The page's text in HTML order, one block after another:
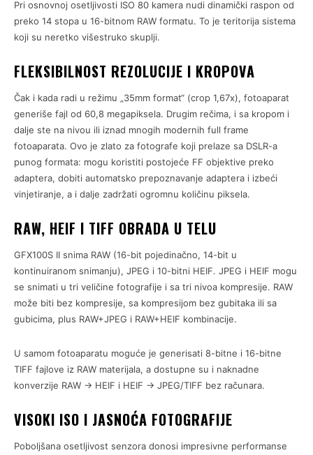
Pri osnovnoj osetljivosti ISO 80 kamera nudi dinamički raspon od
preko 14 stopa u 16-bitnom RAW formatu. To je teritorija sistema
koji su neretko višestruko skuplji.
FLEKSIBILNOST REZOLUCIJE I KROPOVA
Čak i kada radi u režimu „35mm format“ (crop 1,67x), fotoaparat
generiše fajl od 60,8 megapiksela. Drugim rečima, i sa kropom i
dalje ste na nivou ili iznad mnogih modernih full frame
fotoaparata. Ovo je zlato za fotografe koji prelaze sa DSLR-a
punog formata: mogu koristiti postojeće FF objektive preko
adaptera, dobiti automatsko prepoznavanje adaptera i izbeći
vinjetiranje, a i dalje zadržati ogromnu količinu piksela.
RAW, HEIF I TIFF OBRADA U TELU
GFX100S II snima RAW (16-bit pojedinačno, 14-bit u
kontinuiranom snimanju), JPEG i 10-bitni HEIF. JPEG i HEIF mogu
se snimati u tri veličine fotografije i sa tri nivoa kompresije. RAW
može biti bez kompresije, sa kompresijom bez gubitaka ili sa
gubicima, plus RAW+JPEG i RAW+HEIF kombinacije.
U samom fotoaparatu moguće je generisati 8-bitne i 16-bitne
TIFF fajlove iz RAW materijala, a dostupne su i naknadne
konverzije RAW → HEIF i HEIF → JPEG/TIFF bez računara.
VISOKI ISO I JASNOĆA FOTOGRAFIJE
Poboljšana osetljivost senzora donosi impresivne performanse